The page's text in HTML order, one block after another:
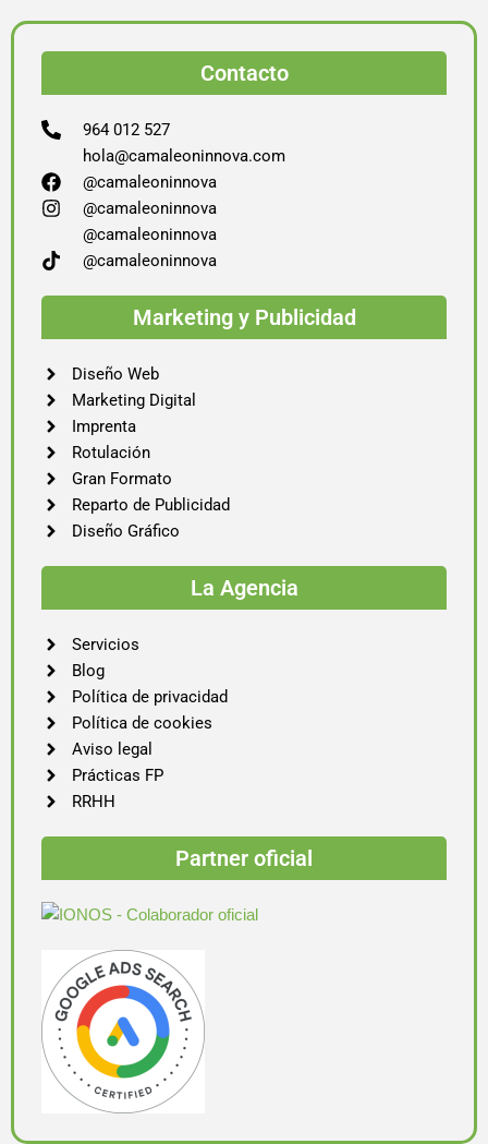
Contacto
964 012 527
hola@camaleoninnova.com
@camaleoninnova
@camaleoninnova
@camaleoninnova
@camaleoninnova
Marketing y Publicidad
Diseño Web
Marketing Digital
Imprenta
Rotulación
Gran Formato
Reparto de Publicidad
Diseño Gráfico
La Agencia
Servicios
Blog
Política de privacidad
Política de cookies
Aviso legal
Prácticas FP
RRHH
Partner oficial